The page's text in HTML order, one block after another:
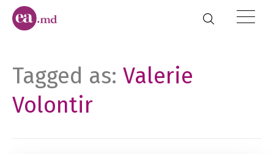
Tagged as: Valerie
Volontir